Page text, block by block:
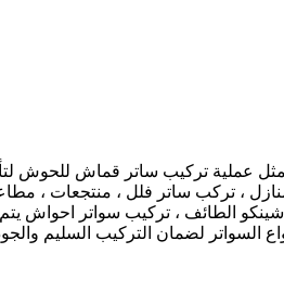
عملية تركيب ساتر قماش للحوش
، تركب ساتر فلل ، منتجعات ،
الطائف ، تركيب سواتر احواش يتم
لضمان التركيب السليم